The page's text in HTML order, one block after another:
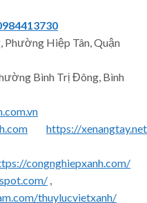
Hiệp Tân, Quận
Bình Trị Đông, Bình
https://xenangtay.net
congnghiepxanh.com/
,
thuylucvietxanh/